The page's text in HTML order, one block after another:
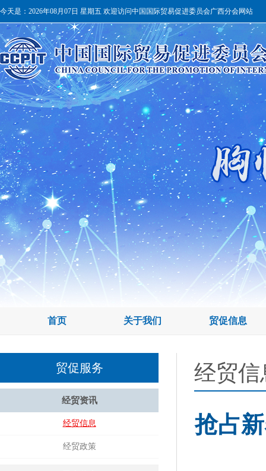
今天是： 2026年08月07日 星期五 欢迎访问中国国际贸易促进委员会广西分会网站
首页 关于我们 贸促信息
贸促服务
经贸资讯
经贸信息
经贸政策
经贸信
抢占